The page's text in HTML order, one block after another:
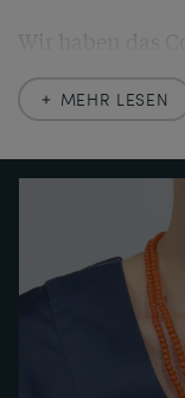
weiterhin
MEHR LESEN